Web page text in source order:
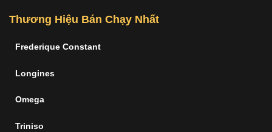
Thương Hiệu Bán Chạy Nhất
Frederique Constant
Longines
Omega
Triniso